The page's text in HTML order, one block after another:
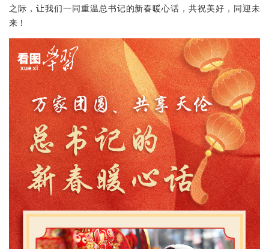
之际，让我们一同重温总书记的新春暖心话，共祝美好，同迎未
来！